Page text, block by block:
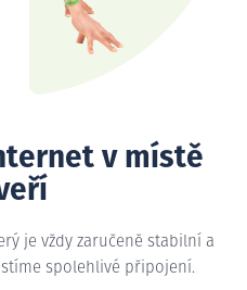
v místě
je vždy zaručeně stabilní a
spolehlivé připojení.